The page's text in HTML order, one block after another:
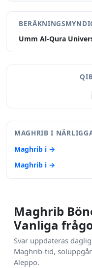
Umm Al-Qura
MAGHRIB I
Maghrib i →
Maghrib i →
Maghrib
Vanliga
Svar uppdateras
Maghrib-tid,
Aleppo.